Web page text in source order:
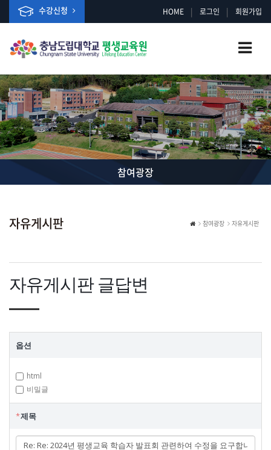
수강신청 HOME | 로그인 | 회원가입
참여광장
자유게시판 참여광장 자유게시판
자유게시판 글답변
게
시
글
쓰
기
옵션
html
비밀글
*제목